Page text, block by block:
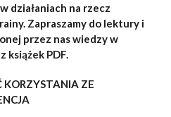
działaniach na rzecz
Zapraszamy do lektury i
przez nas wiedzy w
książek PDF.
KORZYSTANIA ZE